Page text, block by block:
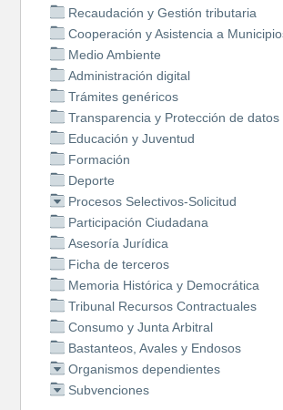
Recaudación y Gestión tributaria
Cooperación y Asistencia a
Medio Ambiente
Administración digital
Trámites genéricos
Transparencia y Protección de datos
Educación y Juventud
Formación
Deporte
Procesos Selectivos-Solicitud
Participación Ciudadana
Asesoría Jurídica
Ficha de terceros
Memoria Histórica y Democrática
Tribunal Recursos Contractuales
Consumo y Junta Arbitral
Bastanteos, Avales y Endosos
Organismos dependientes
Subvenciones